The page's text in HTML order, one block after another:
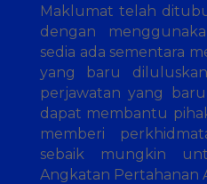
Maklumat telah
dengan
sedia ada sementara
yang baru
perjawatan yang
dapat membantu
memberi
sebaik mungkin
Angkatan Pertahanan